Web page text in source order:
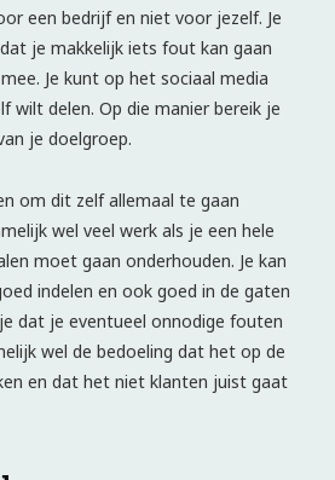
een bedrijf en niet voor jezelf. Je
je makkelijk iets fout kan gaan
Je kunt op het sociaal media
wilt delen. Op die manier bereik je
je doelgroep.
om dit zelf allemaal te gaan
wel veel werk als je een hele
moet gaan onderhouden. Je kan
indelen en ook goed in de gaten
dat je eventueel onnodige fouten
wel de bedoeling dat het op de
en dat het niet klanten juist gaat